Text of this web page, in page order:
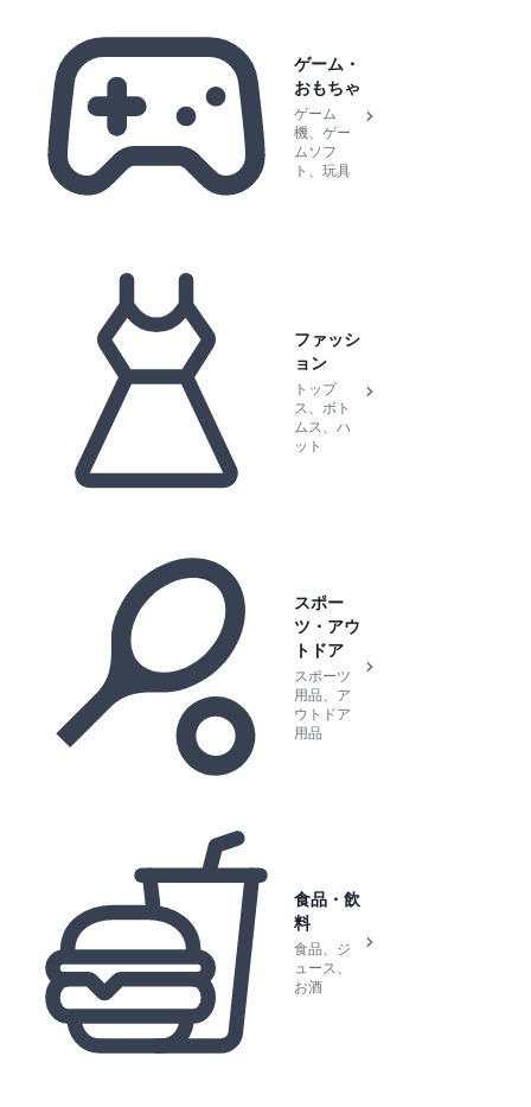
ゲーム・
おもちゃ
ゲーム
機、ゲー
ムソフ
ト、玩具
ファッシ
ョン
トップ
ス、ボト
ムス、ハ
ット
スポー
ツ・アウ
トドア
スポーツ
用品、ア
ウトドア
用品
食品・飲
料
食品、ジ
ュース、
お酒